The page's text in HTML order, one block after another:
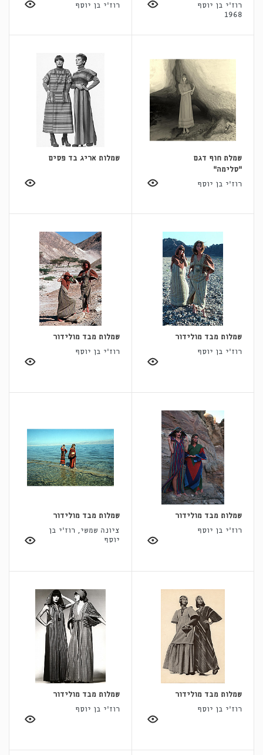
רוז'י בן יוסף
1968
רוז'י בן יוסף
שמלת חוף דגם
"סלימה"
רוז'י בן יוסף
שמלות אריג בד פסים
שמלות מבד מולידור
רוז'י בן יוסף
שמלות מבד מולידור
רוז'י בן יוסף
שמלות מבד מולידור
רוז'י בן יוסף
שמלות מבד מולידור
ציונה שמשי, רוז'י בן
יוסף
שמלות מבד מולידור
רוז'י בן יוסף
שמלות מבד מולידור
רוז'י בן יוסף